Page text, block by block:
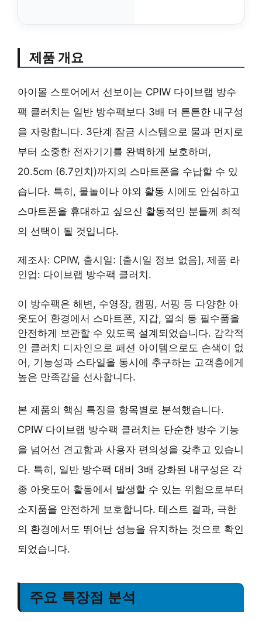
제품 개요
아이몰 스토어에서 선보이는 CPIW 다이브랩 방수
팩 클러치는 일반 방수팩보다 3배 더 튼튼한 내구성
을 자랑합니다. 3단계 잠금 시스템으로 물과 먼지로
부터 소중한 전자기기를 완벽하게 보호하며,
20.5cm (6.7인치)까지의 스마트폰을 수납할 수 있
습니다. 특히, 물놀이나 야외 활동 시에도 안심하고
스마트폰을 휴대하고 싶으신 활동적인 분들께 최적
의 선택이 될 것입니다.
제조사: CPIW, 출시일: [출시일 정보 없음], 제품 라
인업: 다이브랩 방수팩 클러치.
이 방수팩은 해변, 수영장, 캠핑, 서핑 등 다양한 아
웃도어 환경에서 스마트폰, 지갑, 열쇠 등 필수품을
안전하게 보관할 수 있도록 설계되었습니다. 감각적
인 클러치 디자인으로 패션 아이템으로도 손색이 없
어, 기능성과 스타일을 동시에 추구하는 고객층에게
높은 만족감을 선사합니다.
본 제품의 핵심 특징을 항목별로 분석했습니다.
CPIW 다이브랩 방수팩 클러치는 단순한 방수 기능
을 넘어선 견고함과 사용자 편의성을 갖추고 있습니
다. 특히, 일반 방수팩 대비 3배 강화된 내구성은 각
종 아웃도어 활동에서 발생할 수 있는 위험으로부터
소지품을 안전하게 보호합니다. 테스트 결과, 극한
의 환경에서도 뛰어난 성능을 유지하는 것으로 확인
되었습니다.
주요 특장점 분석